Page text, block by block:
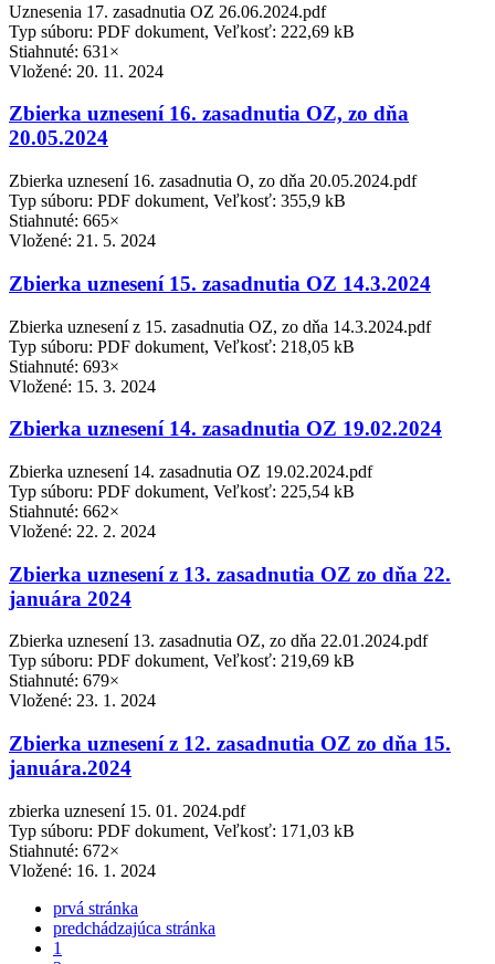
Uznesenia 17. zasadnutia OZ 26.06.2024.pdf
Typ súboru: PDF dokument, Veľkosť: 222,69 kB
Stiahnuté: 631×
Vložené: 20. 11. 2024
Zbierka uznesení 16. zasadnutia OZ, zo dňa
20.05.2024
Zbierka uznesení 16. zasadnutia O, zo dňa 20.05.2024.pdf
Typ súboru: PDF dokument, Veľkosť: 355,9 kB
Stiahnuté: 665×
Vložené: 21. 5. 2024
Zbierka uznesení 15. zasadnutia OZ 14.3.2024
Zbierka uznesení z 15. zasadnutia OZ, zo dňa 14.3.2024.pdf
Typ súboru: PDF dokument, Veľkosť: 218,05 kB
Stiahnuté: 693×
Vložené: 15. 3. 2024
Zbierka uznesení 14. zasadnutia OZ 19.02.2024
Zbierka uznesení 14. zasadnutia OZ 19.02.2024.pdf
Typ súboru: PDF dokument, Veľkosť: 225,54 kB
Stiahnuté: 662×
Vložené: 22. 2. 2024
Zbierka uznesení z 13. zasadnutia OZ zo dňa 22.
januára 2024
Zbierka uznesení 13. zasadnutia OZ, zo dňa 22.01.2024.pdf
Typ súboru: PDF dokument, Veľkosť: 219,69 kB
Stiahnuté: 679×
Vložené: 23. 1. 2024
Zbierka uznesení z 12. zasadnutia OZ zo dňa 15.
januára.2024
zbierka uznesení 15. 01. 2024.pdf
Typ súboru: PDF dokument, Veľkosť: 171,03 kB
Stiahnuté: 672×
Vložené: 16. 1. 2024
prvá stránka
predchádzajúca stránka
1